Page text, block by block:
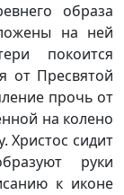
образа
на ней
покоится
от Пресвятой
прочь от
на колено
Христос сидит
руки
к иконе